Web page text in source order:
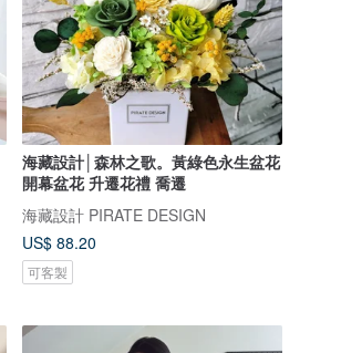
海藏設計│森林之歌。黃綠色永生盆花
開幕盆花 升遷花禮 喬遷
海藏設計 PIRATE DESIGN
US$ 88.20
可客製